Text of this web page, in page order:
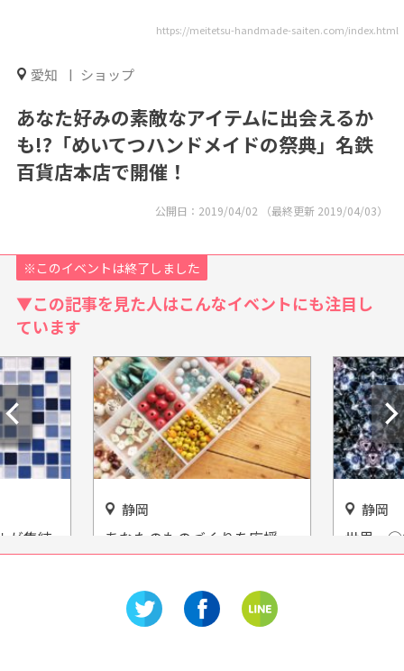
https://meitetsu-handmade-saiten.com/index.html
愛知 ショップ
あなた好みの素敵なアイテムに出会えるか
も!?「めいてつハンドメイドの祭典」名鉄
百貨店本店で開催！
公開日： 2019/04/02 （最終更新 2019/04/03）
※このイベントは終了しました
▼この記事を見た人はこんなイベントにも注目し
ています
が集結
物館」
静岡
あなたのものづくりを応援
★「伊豆クラフトハウス」
静岡
世界一
こう！